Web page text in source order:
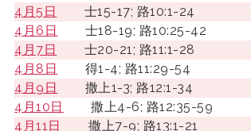
4月5日
士15-17; 路10:1-24
4月6日
士18-19; 路10:25-42
4月7日
士20-21; 路11:1-28
4月8日
得1-4; 路11:29-54
4月9日
撒上1-3; 路12:1-34
4月10日
撒上4-6; 路12:35-59
4月11日
撒上7-9; 路13:1-21